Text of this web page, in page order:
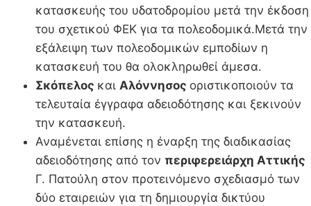
κατασκευής του υδατοδρομίου μετά την έκδοση
του σχετικού ΦΕΚ για τα πολεοδομικά.Μετά την
εξάλειψη των πολεοδομικών εμποδίων η
κατασκευή του θα ολοκληρωθεί άμεσα.
Σκόπελος και Αλόννησος οριστικοποιούν τα
τελευταία έγγραφα αδειοδότησης και ξεκινούν
την κατασκευή.
Αναμένεται επίσης η έναρξη της διαδικασίας
αδειοδότησης από τον περιφερειάρχη Αττικής
Γ. Πατούλη στον προτεινόμενο σχεδιασμό των
δύο εταιρειών για τη δημιουργία δικτύου